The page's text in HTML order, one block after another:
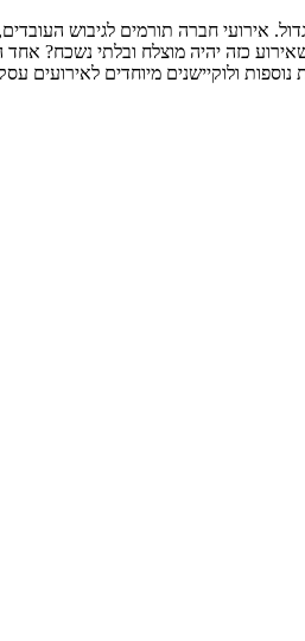
אירועי חברה תורמים לגיבוש
כזה יהיה מוצלח ובלתי נשכח?
ולוקיישנים מיוחדים לאירועים